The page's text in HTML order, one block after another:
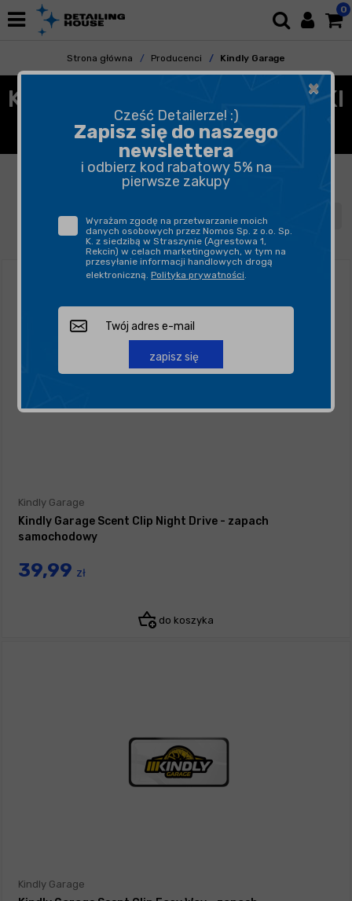
0
Strona główna Producenci Kindly Garage
KINDLY GARAGE - KOSMETYKI
SAMOCHODOWE
FILTROWANIE SORTUJ
Kindly Garage
Kindly Garage Scent Clip Night Drive - zapach
samochodowy
39,99 zł
do koszyka
Kindly Garage
×
Cześć Detailerze! :)
Zapisz się do naszego
newslettera
i odbierz kod rabatowy 5% na
pierwsze zakupy
Wyrażam zgodę na przetwarzanie moich
danych osobowych przez Nomos Sp. z o.o. Sp.
K. z siedzibą w Straszynie (Agrestowa 1,
Rekcin) w celach marketingowych, w tym na
przesyłanie informacji handlowych drogą
elektroniczną. Polityka prywatności.
zapisz się